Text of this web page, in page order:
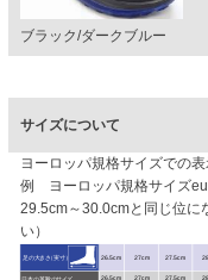
ブラック/ダークブルー
サイズについて
ヨーロッパ規格サイズでの表
例 ヨーロッパ規格サイズ
29.5cm～30.0cmと同じ位に
い）